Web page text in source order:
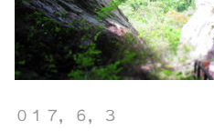
０１７，６，３